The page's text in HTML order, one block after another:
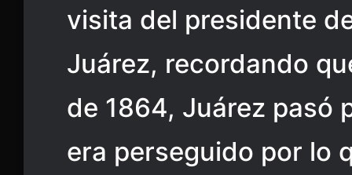
visita del presidente
Juárez, recordando
de 1864, Juárez pasó
era perseguido por lo